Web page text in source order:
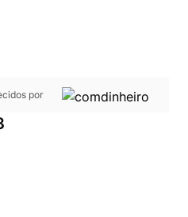
por